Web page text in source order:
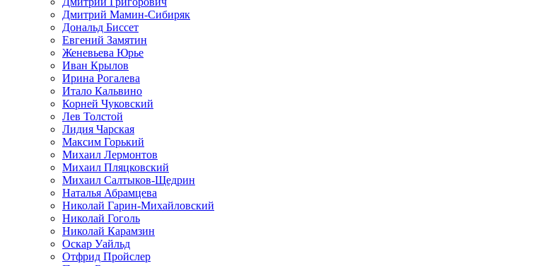
Дмитрий Мамин-Сибиряк
Дональд Биссет
Евгений Замятин
Женевьева Юрье
Иван Крылов
Ирина Рогалева
Итало Кальвино
Корней Чуковский
Лев Толстой
Лидия Чарская
Максим Горький
Михаил Лермонтов
Михаил Пляцковский
Михаил Салтыков-Щедрин
Наталья Абрамцева
Николай Гарин-Михайловский
Николай Гоголь
Николай Карамзин
Оскар Уайльд
Отфрид Пройслер